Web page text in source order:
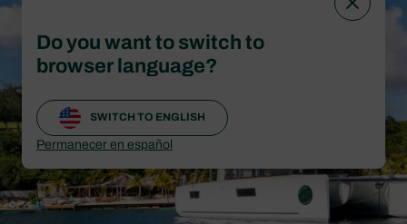
Do you want to switch to
browser language?
SWITCH TO ENGLISH
Permanecer en español